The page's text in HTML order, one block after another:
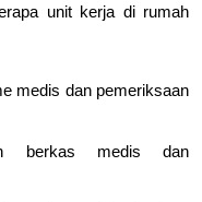
unit kerja di rumah
medis dan pemeriksaan
berkas medis dan